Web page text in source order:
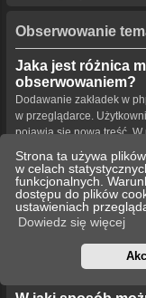
Strona ta używa
w celach
funkcjonalnych.
dostępu do plików
ustawieniach
Dowiedz się więcej
Obserwowanie
Jaka jest różnica
obserwowaniem?
Dodawanie zakładek w
w przeglądarce.
pojawia się nowa treść.
obserwowanie tematu.
aktualizacja tematu
powiadamia użytkownika
obserwowanym temacie
powiadamiania dla
konfigurować w panelu